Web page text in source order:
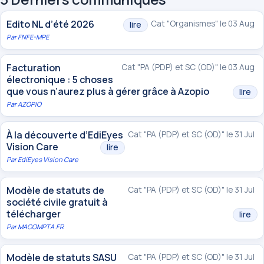
Cat "Organismes" le 03 Aug
Edito NL d’été 2026 lire
ParFNFE-MPE
Cat "PA (PDP) et SC (OD)" le 03 Aug
Facturation
électronique : 5 choses
que vous n’aurez plus à gérer grâce à Azopio
lire
ParAZOPIO
Cat "PA (PDP) et SC (OD)" le 31 Jul
À la découverte d’EdiEyes
Vision Care
lire
ParEdiEyes Vision Care
Cat "PA (PDP) et SC (OD)" le 31 Jul
Modèle de statuts de
société civile gratuit à
télécharger
lire
ParMACOMPTA.FR
Cat "PA (PDP) et SC (OD)" le 31 Jul
Modèle de statuts SASU